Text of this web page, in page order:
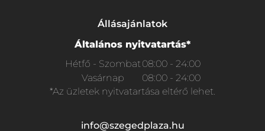
Állásajánlatok
Általános nyitvatartás*
Hétfő - Szombat08:00 - 24:00
Vasárnap
08:00 - 24:00
*Az üzletek nyitvatartása eltérő lehet.
info@szegedplaza.hu